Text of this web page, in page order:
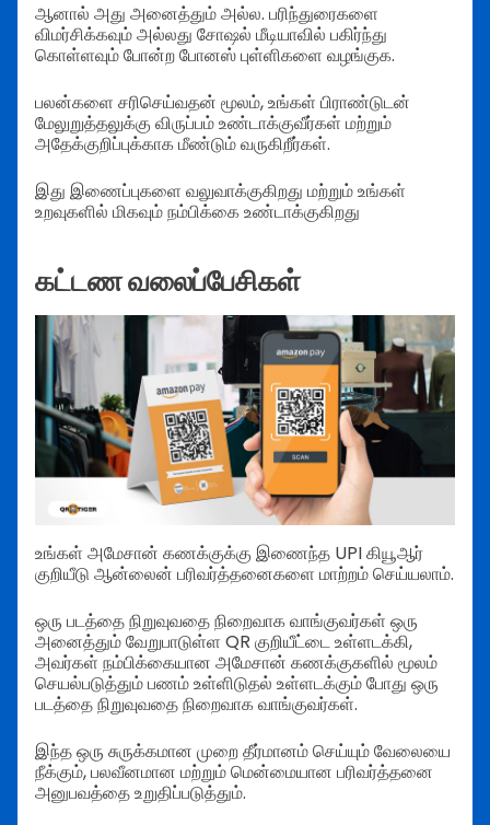
ஆனால் அது அனைத்தும் அல்ல. பரிந்துரைகளை
விமர்சிக்கவும் அல்லது சோஷல் மீடியாவில் பகிர்ந்து
கொள்ளவும் போன்ற போனஸ் புள்ளிகளை வழங்குக.
பலன்களை சரிசெய்வதன் மூலம், உங்கள் பிராண்டுடன்
மேலுறுத்தலுக்கு விருப்பம் உண்டாக்குவீர்கள் மற்றும்
அதேக்குறிப்புக்காக மீண்டும் வருகிறீர்கள்.
இது இணைப்புகளை வலுவாக்குகிறது மற்றும் உங்கள்
உறவுகளில் மிகவும் நம்பிக்கை உண்டாக்குகிறது
கட்டண வலைப்பேசிகள்
உங்கள் அமேசான் கணக்குக்கு இணைந்த UPI கியூஆர்
குறியீடு ஆன்லைன் பரிவர்த்தனைகளை மாற்றம் செய்யலாம்.
ஒரு படத்தை நிறுவுவதை நிறைவாக வாங்குவர்கள் ஒரு
அனைத்தும் வேறுபாடுள்ள QR குறியீட்டை உள்ளடக்கி,
அவர்கள் நம்பிக்கையான அமேசான் கணக்குகளில் மூலம்
செயல்படுத்தும் பணம் உள்ளிடுதல் உள்ளடக்கும் போது ஒரு
படத்தை நிறுவுவதை நிறைவாக வாங்குவர்கள்.
இந்த ஒரு சுருக்கமான முறை தீர்மானம் செய்யும் வேலையை
நீக்கும், பலவீனமான மற்றும் மென்மையான பரிவர்த்தனை
அனுபவத்தை உறுதிப்படுத்தும்.